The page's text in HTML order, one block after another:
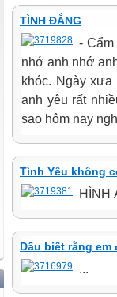
TÌNH ĐẮNG
- Cẩm
nhớ anh nhớ
khóc. Ngày
anh yêu rất
sao hôm nay
Tình Yêu không
HÌNH
Dấu biết rằng em
...